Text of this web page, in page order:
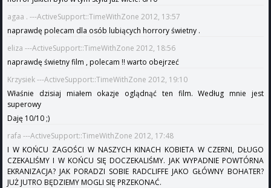
agaa . ---ActiveSupport::TimeWithZone 2012, 13:57
naprawdę polecam dla osób lubiących horrory świetny .
eliza ---ActiveSupport::TimeWithZone 2012, 18:56
naprawdę świetny film , polecam !! warto obejrzeć
Krzysiek ---ActiveSupport::TimeWithZone 2012, 19:10
Właśnie dzisiaj miałem okazje oglądnąć ten film. Według mnie jest
superowy
Daję 10/10 ;)
rafa ---ActiveSupport::TimeWithZone 2012, 17:48
I W KOŃCU ZAGOŚCI W NASZYCH KINACH KOBIETA W CZERNI, DŁUGO
CZEKALIŚMY I W KOŃCU SIĘ DOCZEKALIŚMY. JAK WYPADNIE POWTÓRNA
EKRANIZACJA? JAK PORADZI SOBIE RADCLIFFE JAKO GŁÓWNY BOHATER?
JUŻ JUTRO BĘDZIEMY MOGLI SIĘ PRZEKONAĆ.